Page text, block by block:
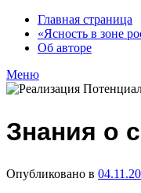
Главная страница
«Ясность в зоне
Об авторе
Меню
Знания о
Опубликовано в